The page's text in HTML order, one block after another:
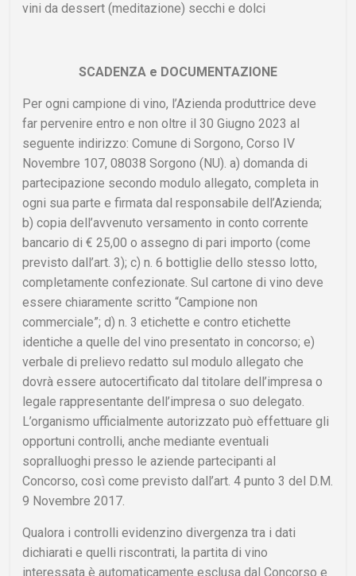
vini da dessert (meditazione) secchi e dolci
SCADENZA e DOCUMENTAZIONE
Per ogni campione di vino, l’Azienda produttrice deve
far pervenire entro e non oltre il 30 Giugno 2023 al
seguente indirizzo: Comune di Sorgono, Corso IV
Novembre 107, 08038 Sorgono (NU). a) domanda di
partecipazione secondo modulo allegato, completa in
ogni sua parte e firmata dal responsabile dell’Azienda;
b) copia dell’avvenuto versamento in conto corrente
bancario di € 25,00 o assegno di pari importo (come
previsto dall’art. 3); c) n. 6 bottiglie dello stesso lotto,
completamente confezionate. Sul cartone di vino deve
essere chiaramente scritto “Campione non
commerciale”; d) n. 3 etichette e contro etichette
identiche a quelle del vino presentato in concorso; e)
verbale di prelievo redatto sul modulo allegato che
dovrà essere autocertificato dal titolare dell’impresa o
legale rappresentante dell’impresa o suo delegato.
L’organismo ufficialmente autorizzato può effettuare gli
opportuni controlli, anche mediante eventuali
sopralluoghi presso le aziende partecipanti al
Concorso, così come previsto dall’art. 4 punto 3 del D.M.
9 Novembre 2017.
Qualora i controlli evidenzino divergenza tra i dati
dichiarati e quelli riscontrati, la partita di vino
interessata è automaticamente esclusa dal Concorso e